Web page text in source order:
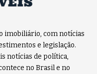
imobiliário, com notícias
e legislação.
notícias de política,
no Brasil e no